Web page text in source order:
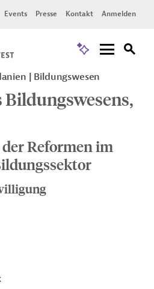
Events Presse Kontakt Anmelden
Bildungswesen
Bildungswesens,
Reformen im